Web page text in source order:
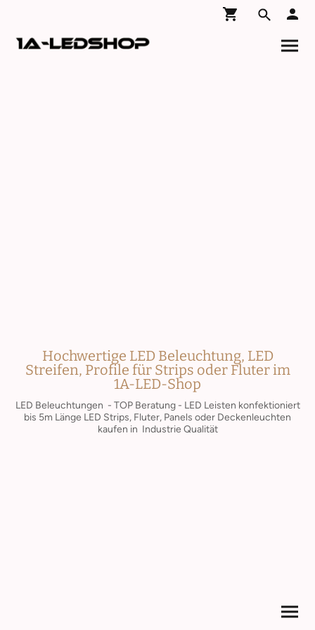
Hochwertige LED Beleuchtung, LED
Streifen, Profile für Strips oder Fluter im
1A-LED-Shop
LED Beleuchtungen - TOP Beratung - LED Leisten konfektioniert
bis 5m Länge LED Strips, Fluter, Panels oder Deckenleuchten
kaufen in Industrie Qualität